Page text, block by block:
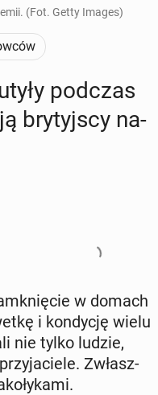
(Fot. Getty Images)
podczas
bry­tyj­scy na­
w domach
i kon­dy­cję wielu
nie tylko ludzie,
Zwłasz­